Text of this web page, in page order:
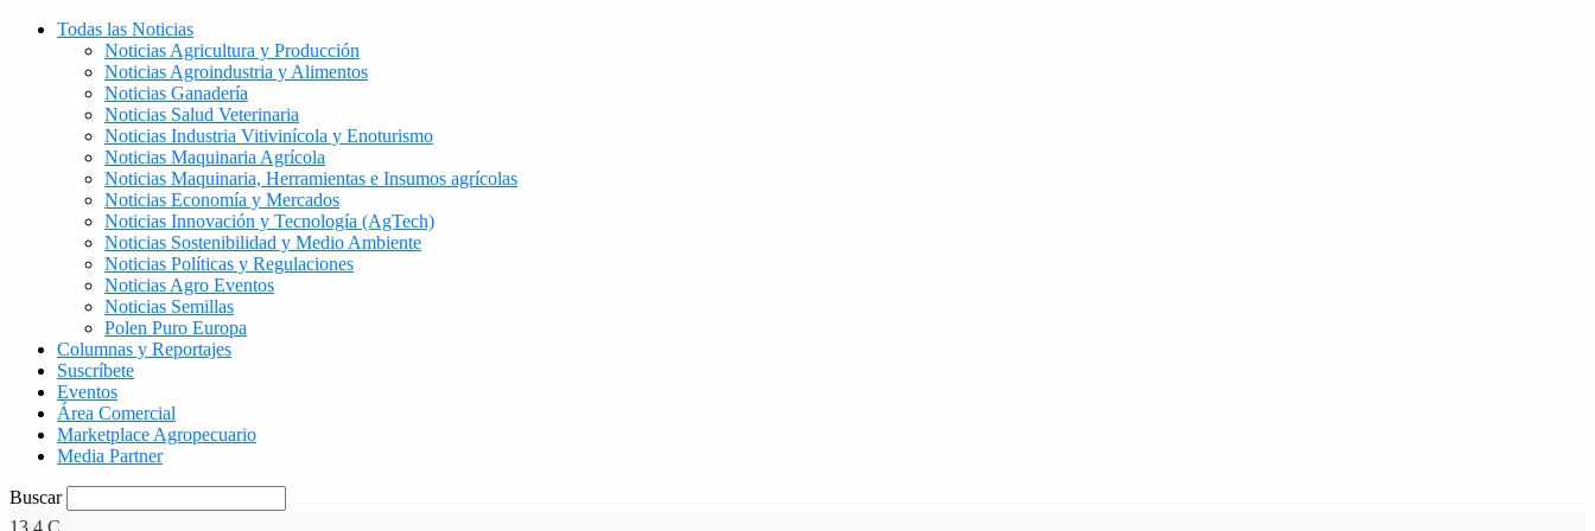
Todas las Noticias
Noticias Agricultura y Producción
Noticias Agroindustria y Alimentos
Noticias Ganadería
Noticias Salud Veterinaria
Noticias Industria Vitivinícola y Enoturismo
Noticias Maquinaria Agrícola
Noticias Maquinaria, Herramientas e Insumos agrícolas
Noticias Economía y Mercados
Noticias Innovación y Tecnología (AgTech)
Noticias Sostenibilidad y Medio Ambiente
Noticias Políticas y Regulaciones
Noticias Agro Eventos
Noticias Semillas
Polen Puro Europa
Columnas y Reportajes
Suscríbete
Eventos
Área Comercial
Marketplace Agropecuario
Media Partner
Buscar
13.4 C